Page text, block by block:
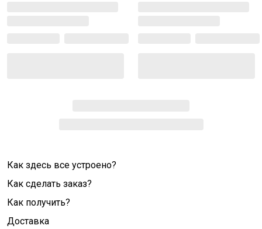
Как здесь все устроено?
Как сделать заказ?
Как получить?
Доставка